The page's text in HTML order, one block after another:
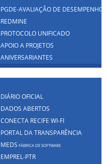
PGDE-AVALIAÇÃO DE DESEMPENHO
REDMINE
PROTOCOLO UNIFICADO
APOIO A PROJETOS
ANIVERSARIANTES
DIÁRIO OFICIAL
DADOS ABERTOS
CONECTA RECIFE WI-FI
PORTAL DA TRANSPARÊNCIA
MEDS FÁBRICA DE SOFTWARE
EMPREL-PTR